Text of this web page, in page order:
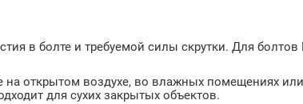
в болте и требуемой силы скрутки. Для
открытом воздухе, во влажных помещениях
для сухих закрытых объектов.